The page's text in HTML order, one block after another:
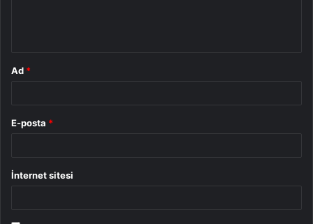
Ad *
E-posta *
İnternet sitesi